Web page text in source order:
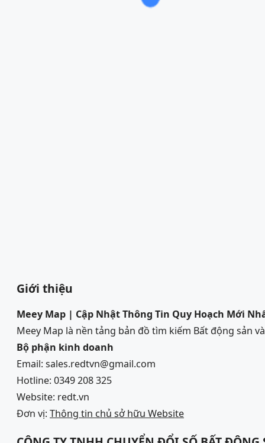
Giới thiệu
Meey Map | Cập Nhật Thông Tin Quy Hoạch Mới
Meey Map là nền tảng bản đồ tìm kiếm Bất động sản
Bộ phận kinh doanh
Email: sales.redtvn@gmail.com
Hotline: 0349 208 325
Website: redt.vn
Đơn vị: Thông tin chủ sở hữu Website